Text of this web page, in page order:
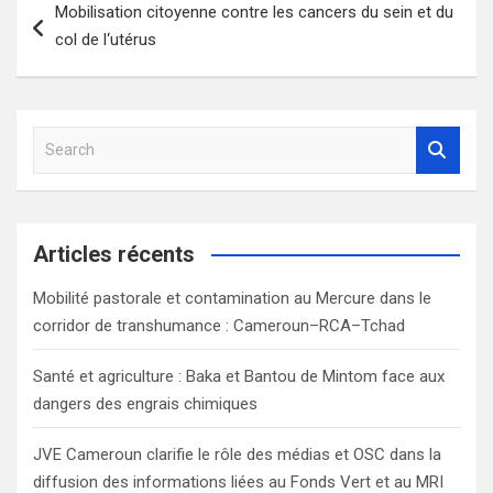
de
Mobilisation citoyenne contre les cancers du sein et du
col de l‘utérus
a
c
Articles récents
Mobilité pastorale et contamination au Mercure dans le
corridor de transhumance : Cameroun–RCA–Tchad
Santé et agriculture : Baka et Bantou de Mintom face aux
dangers des engrais chimiques
JVE Cameroun clarifie le rôle des médias et OSC dans la
diffusion des informations liées au Fonds Vert et au MRI